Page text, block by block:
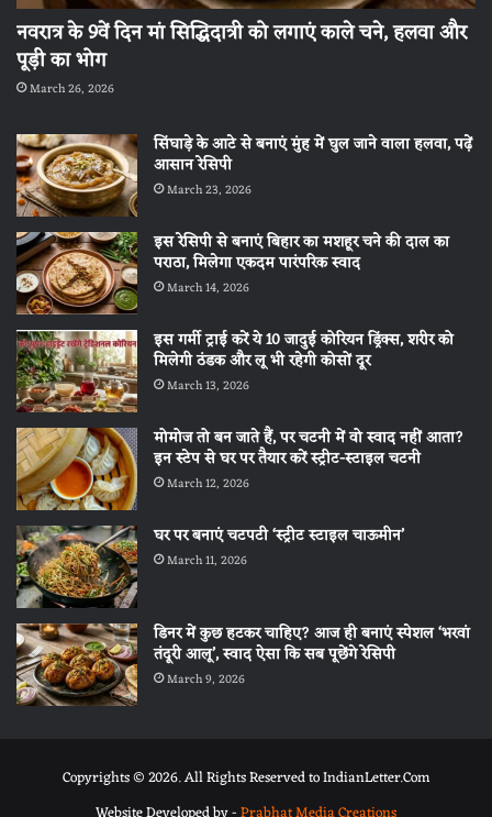
नवरात्र के 9वें दिन मां सिद्धिदात्री को लगाएं काले चने, हलवा और
पूड़ी का भोग
March 26, 2026
सिंघाड़े के आटे से बनाएं मुंह में घुल जाने वाला हलवा, पढ़ें
आसान रेसिपी
March 23, 2026
इस रेसिपी से बनाएं बिहार का मशहूर चने की दाल का
पराठा, मिलेगा एकदम पारंपरिक स्वाद
March 14, 2026
इस गर्मी ट्राई करें ये 10 जादुई कोरियन ड्रिंक्स, शरीर को
मिलेगी ठंडक और लू भी रहेगी कोसों दूर
March 13, 2026
मोमोज तो बन जाते हैं, पर चटनी में वो स्वाद नहीं आता?
इन स्टेप से घर पर तैयार करें स्ट्रीट-स्टाइल चटनी
March 12, 2026
घर पर बनाएं चटपटी ‘स्ट्रीट स्टाइल चाऊमीन’
March 11, 2026
डिनर में कुछ हटकर चाहिए? आज ही बनाएं स्पेशल ‘भरवां
तंदूरी आलू’, स्वाद ऐसा कि सब पूछेंगे रेसिपी
March 9, 2026
Copyrights © 2026. All Rights Reserved to IndianLetter.Com